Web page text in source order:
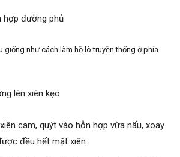
hợp đường phủ
giống như cách làm hồ lô truyền thống ở phía
lên xiên kẹo
cam, quýt vào hỗn hợp vừa nấu, xoay
đều hết mặt xiên.